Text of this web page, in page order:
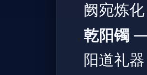
阙宛炼化
乾阳镯 —
阳道礼器